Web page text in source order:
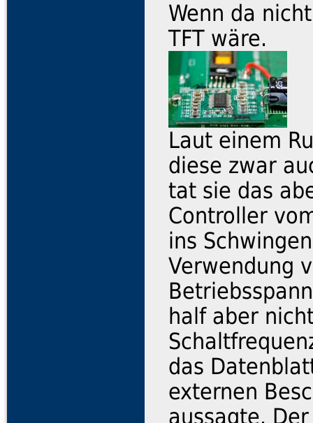
Wenn da
TFT wäre.
Laut einem
diese zwar
tat sie das
Controller
ins
Verwendung
half aber
das
externen
aussagte.